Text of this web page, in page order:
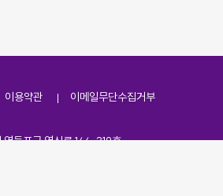
이용약관 이메일무단수집거부
등포구 영신로 166, 319호